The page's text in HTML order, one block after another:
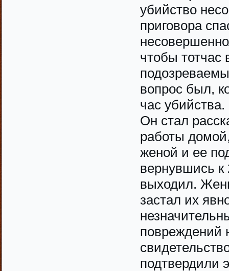
убийство
приговора
чтобы тотчас
вопрос был,
час убийства.
Он стал
работы
женой и ее
вернувшись
выходил.
застал их
повреждений
подтвердили